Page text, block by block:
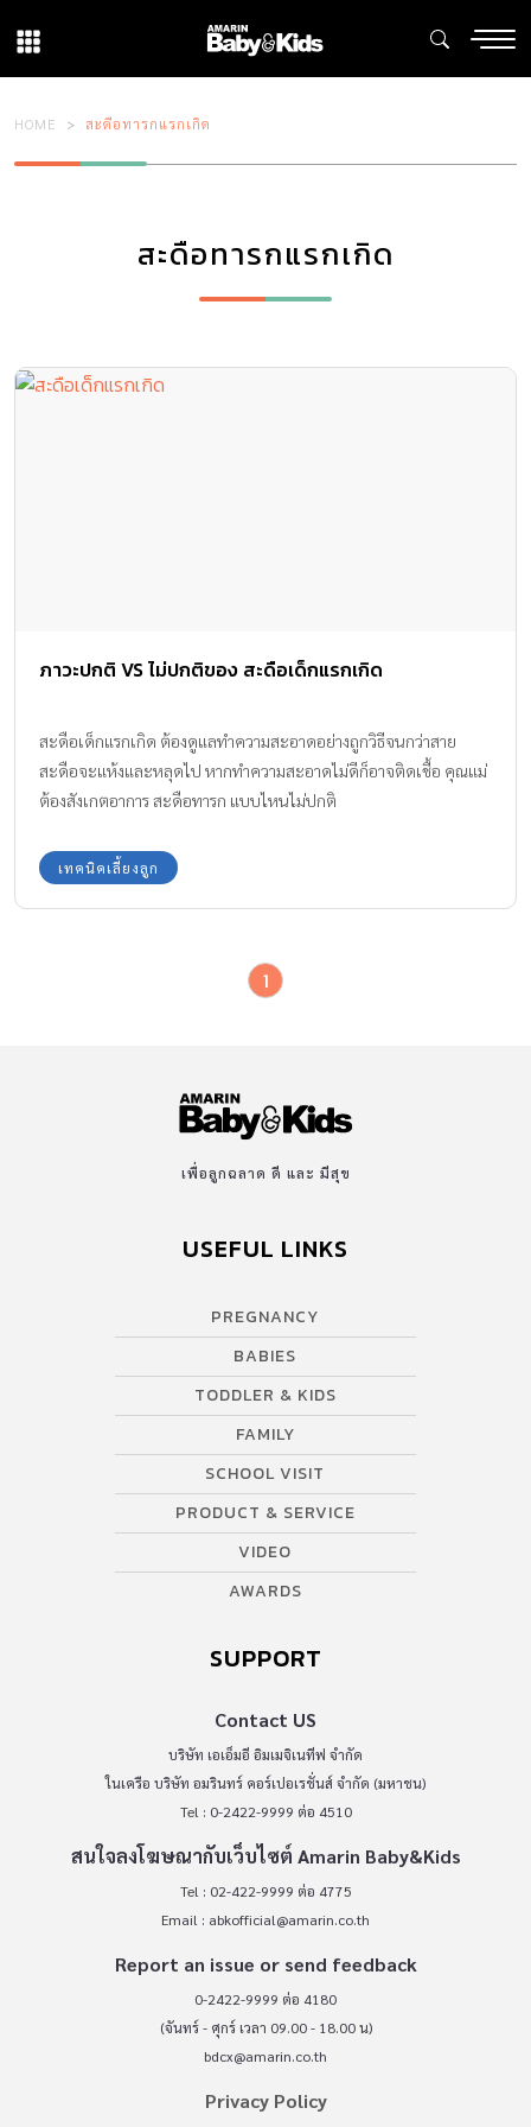
HOME สะดือทารกแรกเกิด
สะดือทารกแรกเกิด
ภาวะปกติ VS ไม่ปกติของ สะดือเด็กแรกเกิด
สะดือเด็กแรกเกิด ต้องดูแลทำความสะอาดอย่างถูกวิธีจนกว่าสาย
สะดือจะแห้งและหลุดไป หากทำความสะอาดไม่ดีก็อาจติดเชื้อ คุณแม่
ต้องสังเกตอาการ สะดือทารก แบบไหนไม่ปกติ
เทคนิคเลี้ยงลูก
1
เพื่อลูกฉลาด ดี และ มีสุข
USEFUL LINKS
PREGNANCY
BABIES
TODDLER & KIDS
FAMILY
SCHOOL VISIT
PRODUCT & SERVICE
VIDEO
AWARDS
SUPPORT
Contact US
บริษัท เอเอ็มอี อิมเมจิเนทีฟ จำกัด
ในเครือ บริษัท อมรินทร์ คอร์เปอเรชั่นส์ จำกัด (มหาชน)
Tel : 0-2422-9999 ต่อ 4510
สนใจลงโฆษณากับเว็บไซต์ Amarin Baby&Kids
Tel : 02-422-9999 ต่อ 4775
Email : abkofficial@amarin.co.th
Report an issue or send feedback
0-2422-9999 ต่อ 4180
(จันทร์ - ศุกร์ เวลา 09.00 - 18.00 น)
bdcx@amarin.co.th
Privacy Policy